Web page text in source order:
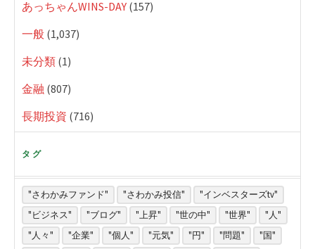
あっちゃんWINS-DAY (157)
一般 (1,037)
未分類 (1)
金融 (807)
長期投資 (716)
タグ
"さわかみファンド" "さわかみ投信"
"インベスターズtv"
"ビジネス"
"ブログ" "上昇" "世の中" "世界"
"人"
"人々"
"企業" "個人" "元気" "円" "問題"
"国"